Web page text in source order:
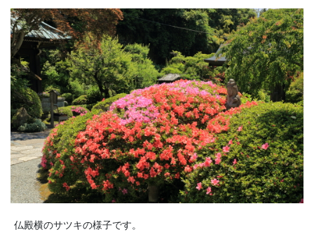
仏殿横のサツキの様子です。